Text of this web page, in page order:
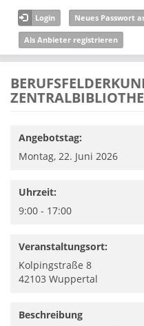
Direkt zum Inhalt
Login Neues Passwort
Als Anbieter registrieren
Angebotstag:
Montag, 22. Juni 2026
Uhrzeit:
9:00 - 17:00
Veranstaltungsort:
Kolpingstraße 8
42103 Wuppertal
Beschreibung